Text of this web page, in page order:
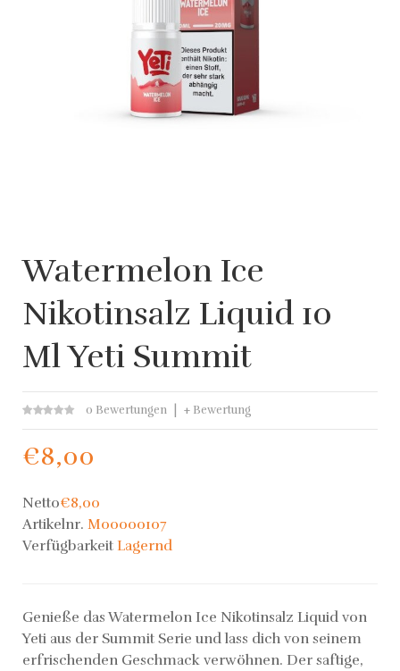
Watermelon Ice
Nikotinsalz Liquid 10
Ml Yeti Summit
0 Bewertungen + Bewertung
€8,00
Netto€8,00
Artikelnr. M00000107
Verfügbarkeit Lagernd
Genieße das Watermelon Ice Nikotinsalz Liquid von
Yeti aus der Summit Serie und lass dich von seinem
erfrischenden Geschmack verwöhnen. Der saftige,